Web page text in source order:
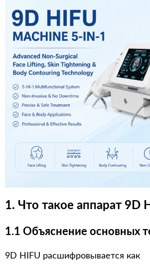
1. Что такое аппарат 9D
1.1 Объяснение основных
9D HIFU расшифровывается как